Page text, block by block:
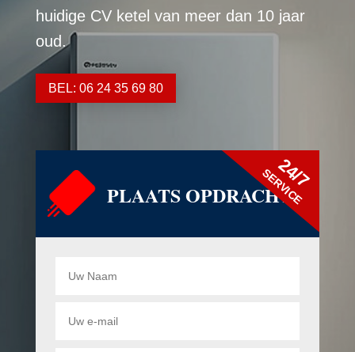
huidige CV ketel van meer dan 10 jaar
oud.
BEL: 06 24 35 69 80
PLAATS OPDRACHT
24/7
SERVICE